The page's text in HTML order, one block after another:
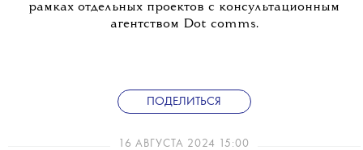
рамках отдельных проектов с консультационным
агентством Dot comms.
ПОДЕЛИТЬСЯ
16 АВГУСТА 2024 15:00